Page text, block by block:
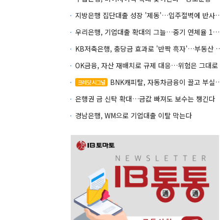
지방은행 집단대출 성장 '
우리은행, 기업대출 확대의 그늘…중기 연체율 10년 만에 최고
KB저축은행, 충당금
OK금융, 자산 재배치로 규제 대응…위험은 그대로
크레딧 시그널
BNK캐피탈, 자동차금융이 끌고 부실여신이 발목
은행권 금 신탁 확대…금값 빠져도 보수는 챙긴다
경남은행, WM으로 기업대출 이탈 막는다